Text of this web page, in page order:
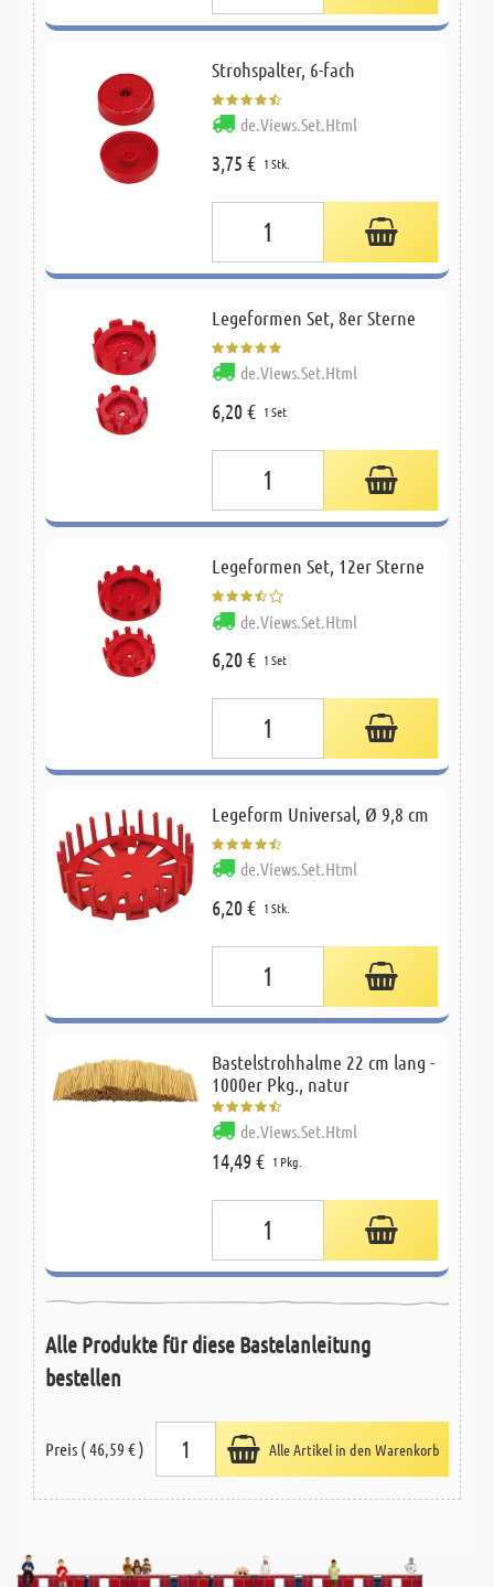
Strohspalter, 6-fach
de.Views.Set.Html
3,75 € 1 Stk.
Legeformen Set, 8er Sterne
de.Views.Set.Html
6,20 € 1 Set
Legeformen Set, 12er Sterne
de.Views.Set.Html
6,20 € 1 Set
Legeform Universal, Ø 9,8 cm
de.Views.Set.Html
6,20 € 1 Stk.
Bastelstrohhalme 22 cm lang -
1000er Pkg., natur
de.Views.Set.Html
14,49 € 1 Pkg.
Alle Produkte für diese Bastelanleitung
bestellen
Preis ( 46,59 € ) Alle Artikel in den Warenkorb